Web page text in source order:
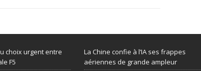
choix urgent entre
F5
La Chine confie à l’IA ses frappes
aériennes de grande ampleur